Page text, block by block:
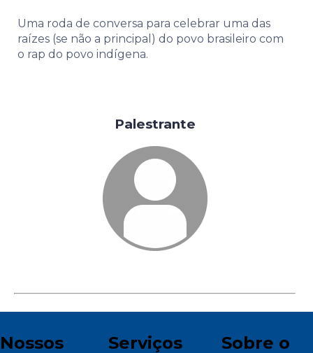
Uma roda de conversa para celebrar uma das
raízes (se não a principal) do povo brasileiro com
o rap do povo indígena.
Palestrante
Nossos
Serviços
Sobre o